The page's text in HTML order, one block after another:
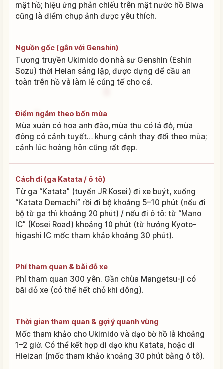
mặt hồ; hiệu ứng phản chiếu trên mặt nước hồ Biwa
cũng là điểm chụp ảnh được yêu thích.
Nguồn gốc (gắn với Genshin)
Tương truyền Ukimido do nhà sư Genshin (Eshin
Sozu) thời Heian sáng lập, được dựng để cầu an
toàn trên hồ và làm lễ cúng tế cho cá.
Điểm ngắm theo bốn mùa
Mùa xuân có hoa anh đào, mùa thu có lá đỏ, mùa
đông có cảnh tuyết… khung cảnh thay đổi theo mùa;
cảnh lúc hoàng hôn cũng rất đẹp.
Cách đi (ga Katata / ô tô)
Từ ga “Katata” (tuyến JR Kosei) đi xe buýt, xuống
“Katata Demachi” rồi đi bộ khoảng 5–10 phút (nếu đi
bộ từ ga thì khoảng 20 phút) / nếu đi ô tô: từ “Mano
IC” (Kosei Road) khoảng 10 phút (từ hướng Kyoto-
higashi IC mốc tham khảo khoảng 30 phút).
Phí tham quan & bãi đỗ xe
Phí tham quan 300 yên. Gần chùa Mangetsu-ji có
bãi đỗ xe (có thể hết chỗ khi đông).
Thời gian tham quan & gợi ý quanh vùng
Mốc tham khảo cho Ukimido và dạo bờ hồ là khoảng
1–2 giờ. Có thể kết hợp đi dạo khu Katata, hoặc đi
Hieizan (mốc tham khảo khoảng 30 phút bằng ô tô).